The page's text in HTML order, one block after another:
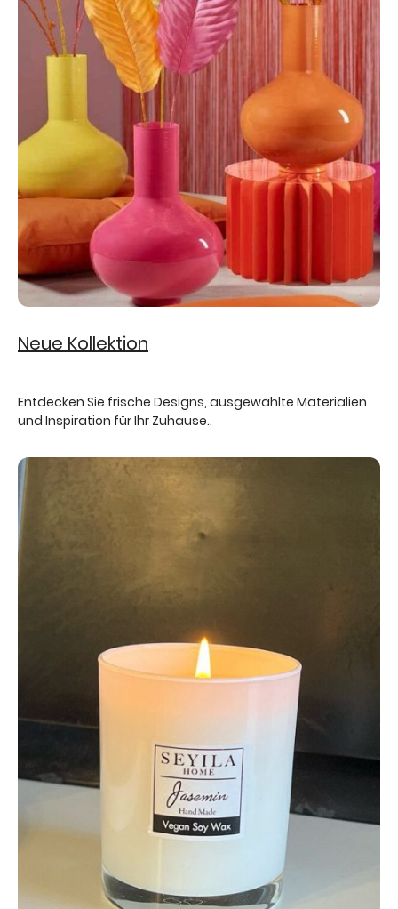
Neue Kollektion
Entdecken Sie frische Designs, ausgewählte Materialien
und Inspiration für Ihr Zuhause..